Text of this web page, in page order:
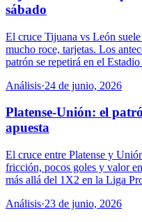
sábado
El cruce Tijuana vs León
mucho roce, tarjetas. Los
patrón se repetirá en el
Análisis·24 de junio, 2026
Platense-Unión: el
apuesta
El cruce entre Platense y
fricción, pocos goles y valor
más allá del 1X2 en la Liga
Análisis·23 de junio, 2026